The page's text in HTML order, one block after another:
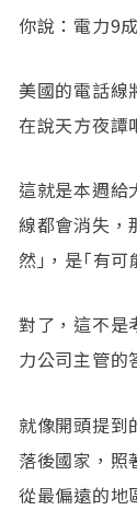
你說：電力9
美國的電話線
在說天方夜譚
這就是本週給
線都會消失，
然｣，是｢有可
對了，這不是
力公司主管的
就像開頭提到
落後國家，照
從最偏遠的地